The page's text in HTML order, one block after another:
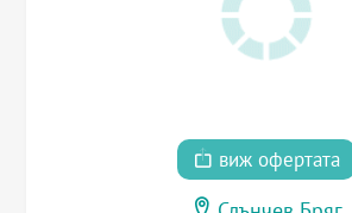
виж офертата